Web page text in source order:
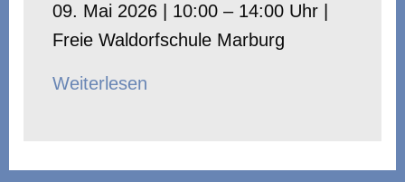
09. Mai 2026 | 10:00 – 14:00 Uhr |
Freie Waldorfschule Marburg
Weiterlesen